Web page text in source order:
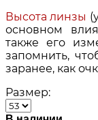
Высота линзы
основном
также его
запомнить,
заранее, как
Размер: